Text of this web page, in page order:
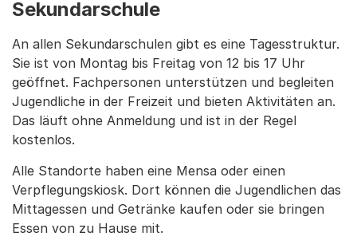
Sekundarschule
An allen Sekundarschulen gibt es eine Tagesstruktur.
Sie ist von Montag bis Freitag von 12 bis 17 Uhr
geöffnet. Fachpersonen unterstützen und begleiten
Jugendliche in der Freizeit und bieten Aktivitäten an.
Das läuft ohne Anmeldung und ist in der Regel
kostenlos.
Alle Standorte haben eine Mensa oder einen
Verpflegungskiosk. Dort können die Jugendlichen das
Mittagessen und Getränke kaufen oder sie bringen
Essen von zu Hause mit.